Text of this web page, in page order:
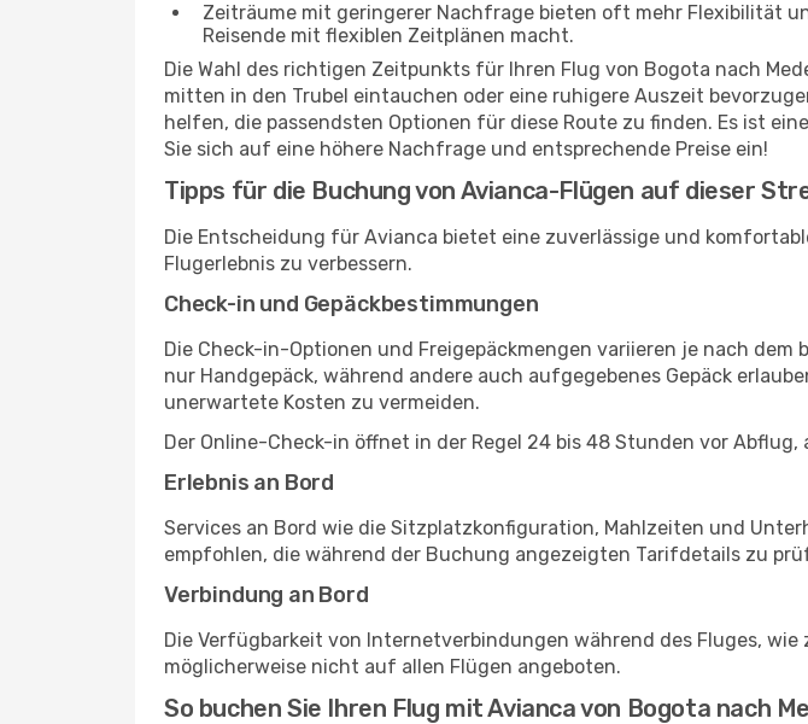
Zeiträume mit geringerer Nachfrage bieten oft mehr Flexibilität
Reisende mit flexiblen Zeitplänen macht.
Die Wahl des richtigen Zeitpunkts für Ihren Flug von Bogota nach
mitten in den Trubel eintauchen oder eine ruhigere Auszeit
helfen, die passendsten Optionen für diese Route zu finden. Es ist
Sie sich auf eine höhere Nachfrage und entsprechende Preise ein!
Tipps für die Buchung von Avianca-Flügen auf dieser
Die Entscheidung für Avianca bietet eine zuverlässige und
Flugerlebnis zu verbessern.
Check-in und Gepäckbestimmungen
Die Check-in-Optionen und Freigepäckmengen variieren je nach
nur Handgepäck, während andere auch aufgegebenes Gepäck
unerwartete Kosten zu vermeiden.
Der Online-Check-in öffnet in der Regel 24 bis 48 Stunden vor
Erlebnis an Bord
Services an Bord wie die Sitzplatzkonfiguration, Mahlzeiten und
empfohlen, die während der Buchung angezeigten Tarifdetails zu
Verbindung an Bord
Die Verfügbarkeit von Internetverbindungen während des Fluges,
möglicherweise nicht auf allen Flügen angeboten.
So buchen Sie Ihren Flug mit Avianca von Bogota nach